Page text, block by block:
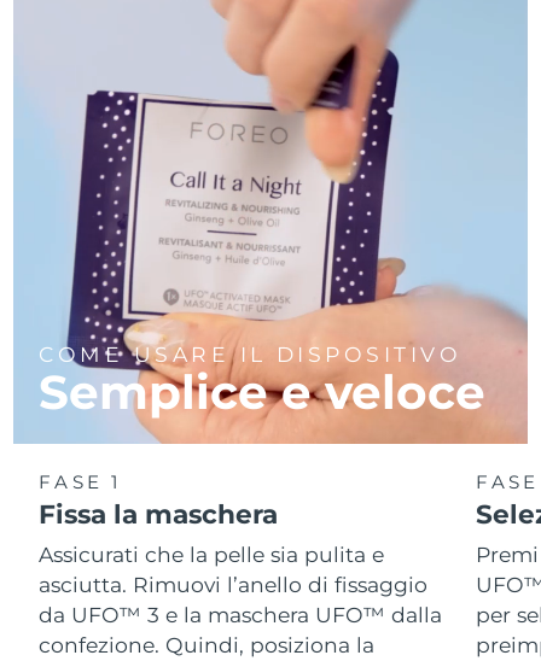
COME USARE IL DISPOSITIVO
Semplice e veloce
FASE 1
Fissa la maschera
Assicurati che la pelle sia pulita e
asciutta. Rimuovi l’anello di fissaggio
da UFO™ 3 e la maschera UFO™ dalla
confezione. Quindi, posiziona la
per